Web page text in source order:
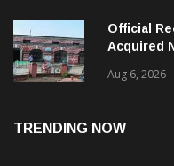
Official
Acquired
Revenue
Aug 6, 2026
TRENDING NOW